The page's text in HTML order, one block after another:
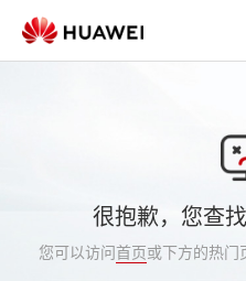
很抱歉，您查
您可以访问首页或下方的热门